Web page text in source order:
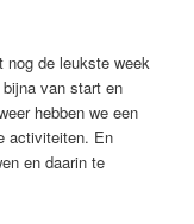
nog de leukste week
van start en
hebben we een
activiteiten. En
en daarin te